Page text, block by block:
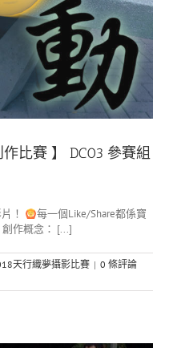
作比賽 】 DC03 參賽組
！
每一個Like/Share都係寶
作概念： [...]
天行織夢攝影比賽 | 0 條評論